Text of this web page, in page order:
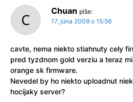
Chuan píše:
17. júna 2009 o 15:56
cavte, nema niekto stiahnuty cely
pred tyzdnom gold verziu a teraz
orange sk firmware.
Nevedel by ho niekto uploadnut
hocijaky server?